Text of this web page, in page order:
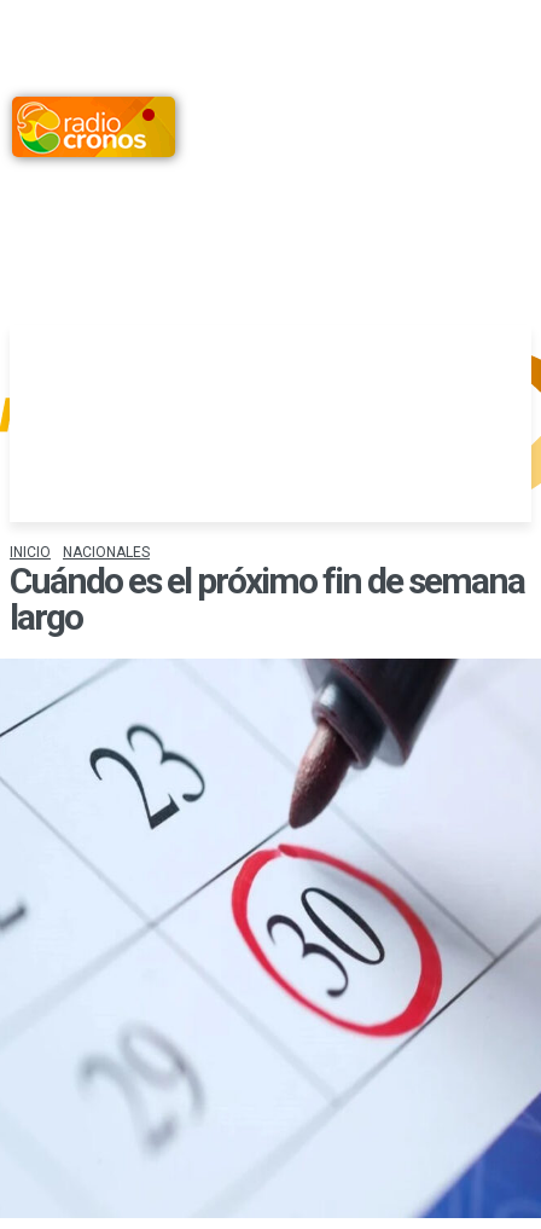
INICIO NACIONALES
Cuándo es el próximo fin de semana
largo